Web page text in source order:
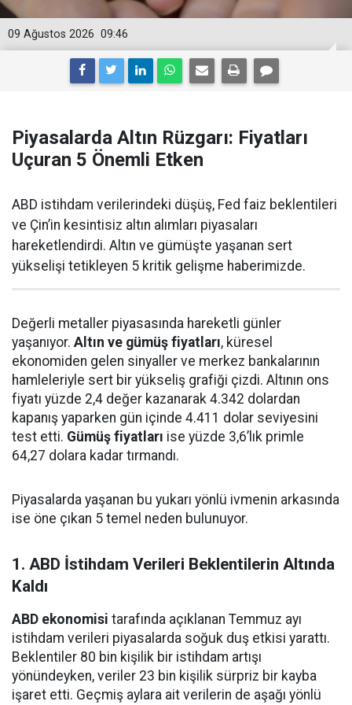
09:46
09 Ağustos 2026
Piyasalarda Altın Rüzgarı: Fiyatları
Uçuran 5 Önemli Etken
ABD istihdam verilerindeki düşüş, Fed faiz beklentileri
ve Çin’in kesintisiz altın alımları piyasaları
hareketlendirdi. Altın ve gümüşte yaşanan sert
yükselişi tetikleyen 5 kritik gelişme haberimizde.
Değerli metaller piyasasında hareketli günler
yaşanıyor. Altın ve gümüş fiyatları, küresel
ekonomiden gelen sinyaller ve merkez bankalarının
hamleleriyle sert bir yükseliş grafiği çizdi. Altının ons
fiyatı yüzde 2,4 değer kazanarak 4.342 dolardan
kapanış yaparken gün içinde 4.411 dolar seviyesini
test etti. Gümüş fiyatları ise yüzde 3,6’lık primle
64,27 dolara kadar tırmandı.
Piyasalarda yaşanan bu yukarı yönlü ivmenin arkasında
ise öne çıkan 5 temel neden bulunuyor.
1. ABD İstihdam Verileri Beklentilerin Altında
Kaldı
ABD ekonomisi tarafında açıklanan Temmuz ayı
istihdam verileri piyasalarda soğuk duş etkisi yarattı.
Beklentiler 80 bin kişilik bir istihdam artışı
yönündeyken, veriler 23 bin kişilik sürpriz bir kayba
işaret etti. Geçmiş aylara ait verilerin de aşağı yönlü